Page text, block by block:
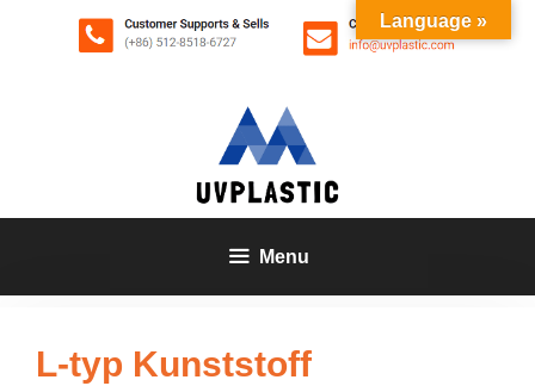
Menu
L-typ Kunststoff
Language »